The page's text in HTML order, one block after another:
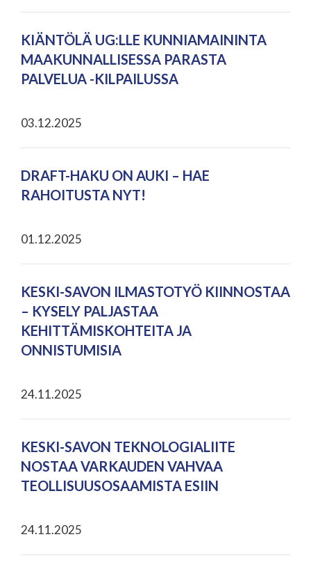
KIÄNTÖLÄ UG:LLE KUNNIAMAININTA
MAAKUNNALLISESSA PARASTA
PALVELUA -KILPAILUSSA
03.12.2025
DRAFT-HAKU ON AUKI – HAE
RAHOITUSTA NYT!
01.12.2025
KESKI-SAVON ILMASTOTYÖ KIINNOSTAA
– KYSELY PALJASTAA
KEHITTÄMISKOHTEITA JA
ONNISTUMISIA
24.11.2025
KESKI-SAVON TEKNOLOGIALIITE
NOSTAA VARKAUDEN VAHVAA
TEOLLISUUSOSAAMISTA ESIIN
24.11.2025